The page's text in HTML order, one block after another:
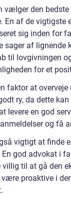
vælger den
En af de vigtigste
sig inden for
sager af lignende
til lovgivningen
for et
faktor at
ry, da dette
levere en god
og få
vigtigt at finde
En god advokat i
til at gå den
proaktive i